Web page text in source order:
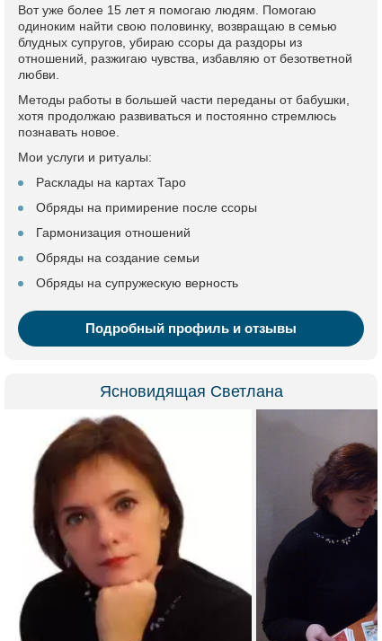
Вот уже более 15 лет я помогаю людям. Помогаю
одиноким найти свою половинку, возвращаю в семью
блудных супругов, убираю ссоры да раздоры из
отношений, разжигаю чувства, избавляю от безответной
любви.
Методы работы в большей части переданы от бабушки,
хотя продолжаю развиваться и постоянно стремлюсь
познавать новое.
Мои услуги и ритуалы:
Расклады на картах Таро
Обряды на примирение после ссоры
Гармонизация отношений
Обряды на создание семьи
Обряды на супружескую верность
Подробный профиль и отзывы
Ясновидящая Светлана